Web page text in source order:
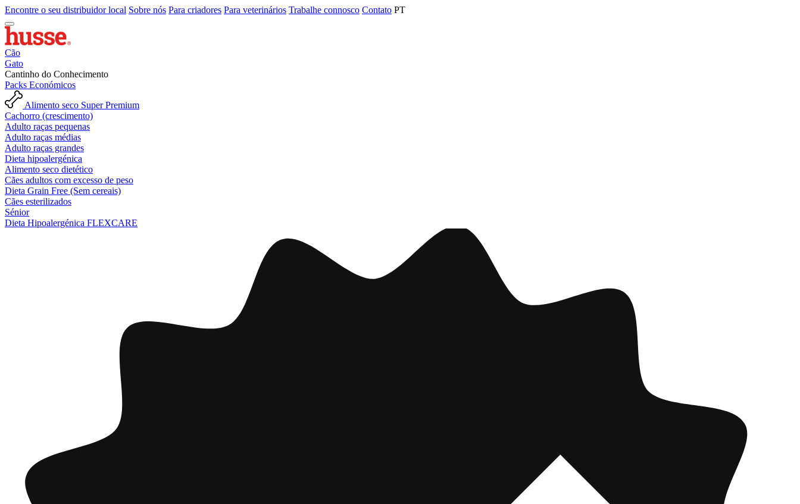
Encontre o seu distribuidor local Sobre nós Para criadores Para veterinários Trabalhe connosco Contato PT
Cão
Gato
Cantinho do Conhecimento
Packs Económicos
Alimento seco Super Premium
Cachorro (crescimento)
Adulto raças pequenas
Adulto raças médias
Adulto raças grandes
Dieta hipoalergénica
Alimento seco dietético
Cães adultos com excesso de peso
Dieta Grain Free (Sem cereais)
Cães esterilizados
Sénior
Dieta Hipoalergénica FLEXCARE